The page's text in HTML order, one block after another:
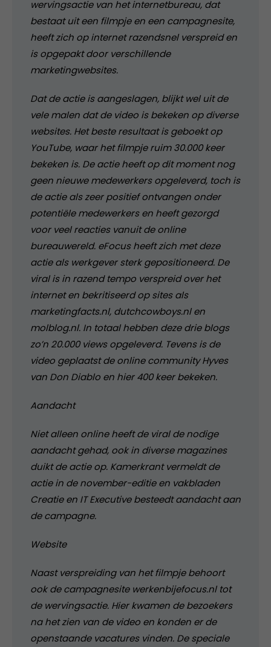
wervingsactie van het internetbureau, dat
bestaat uit een filmpje en een campagnesite,
heeft zich op internet razendsnel verspreid en
is opgepakt door verschillende
marketingwebsites.
Dat de actie is aangeslagen, blijkt wel uit de
vele malen dat de video is bekeken op diverse
websites. Het beste resultaat is geboekt op
YouTube, waar het filmpje ruim 30.000 keer
bekeken is. De actie heeft op dit moment nog
geen nieuwe medewerkers opgeleverd, toch is
de actie als zeer positief ontvangen onder
potentiële medewerkers en heeft gezorgd
voor veel reacties vanuit de online
bureauwereld. eFocus heeft zich met deze
actie als werkgever sterk gepositioneerd. De
viral is in razend tempo verspreid over het
internet en bekritiseerd op sites als
marketingfacts.nl, dutchcowboys.nl en
molblog.nl. In totaal hebben deze drie blogs
zo’n 20.000 views opgeleverd. Tevens is de
video geplaatst de online community Hyves
van Don Diablo en hier 400 keer bekeken.
Aandacht
Niet alleen online heeft de viral de nodige
aandacht gehad, ook in diverse magazines
duikt de actie op. Kamerkrant vermeldt de
actie in de november-editie en vakbladen
Creatie en IT Executive besteedt aandacht aan
de campagne.
Website
Naast verspreiding van het filmpje behoort
ook de campagnesite werkenbijefocus.nl tot
de wervingsactie. Hier kwamen de bezoekers
na het zien van de video en konden er de
openstaande vacatures vinden. De speciale